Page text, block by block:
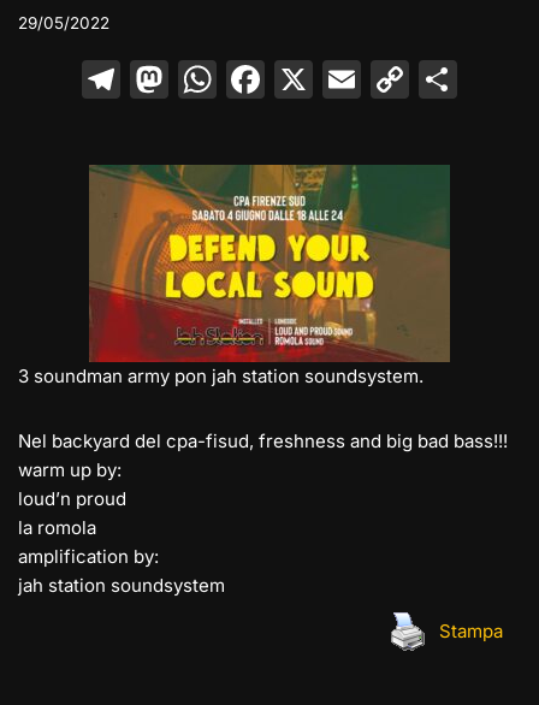
29/05/2022
T
e
gr
a
m
M
st
o
d
o
n
W
at
s
A
p
p
F
c
e
b
o
o
k
X E
ai
C
p
Li
3 soundman army pon jah station soundsystem.
Nel backyard del cpa-fisud, freshness and big bad bass!!!
warm up by:
loud’n proud
la romola
amplification by:
jah station soundsystem
Stampa